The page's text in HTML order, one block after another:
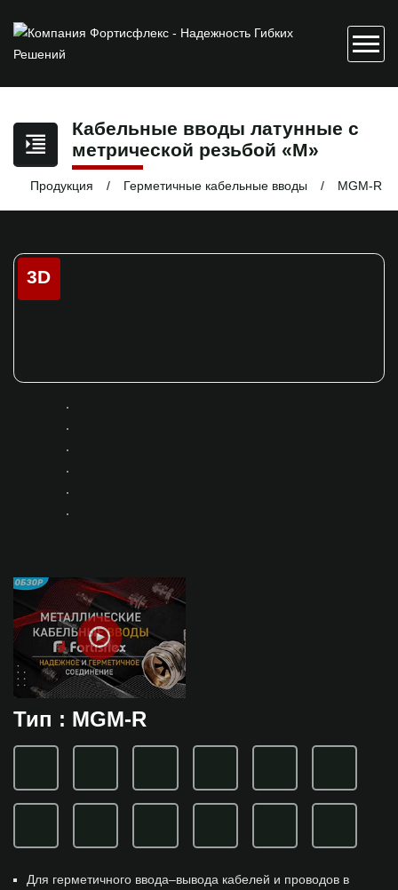
Кабельные вводы латунные c
метрической резьбой «M»
Продукция Герметичные кабельные вводы MGM-R
3D
Тип : MGM-R
Для герметичного ввода–вывода кабелей и проводов в